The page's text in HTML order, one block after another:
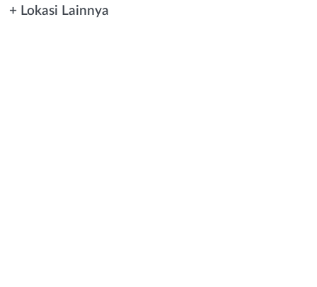
kamu
+ Lokasi Lainnya